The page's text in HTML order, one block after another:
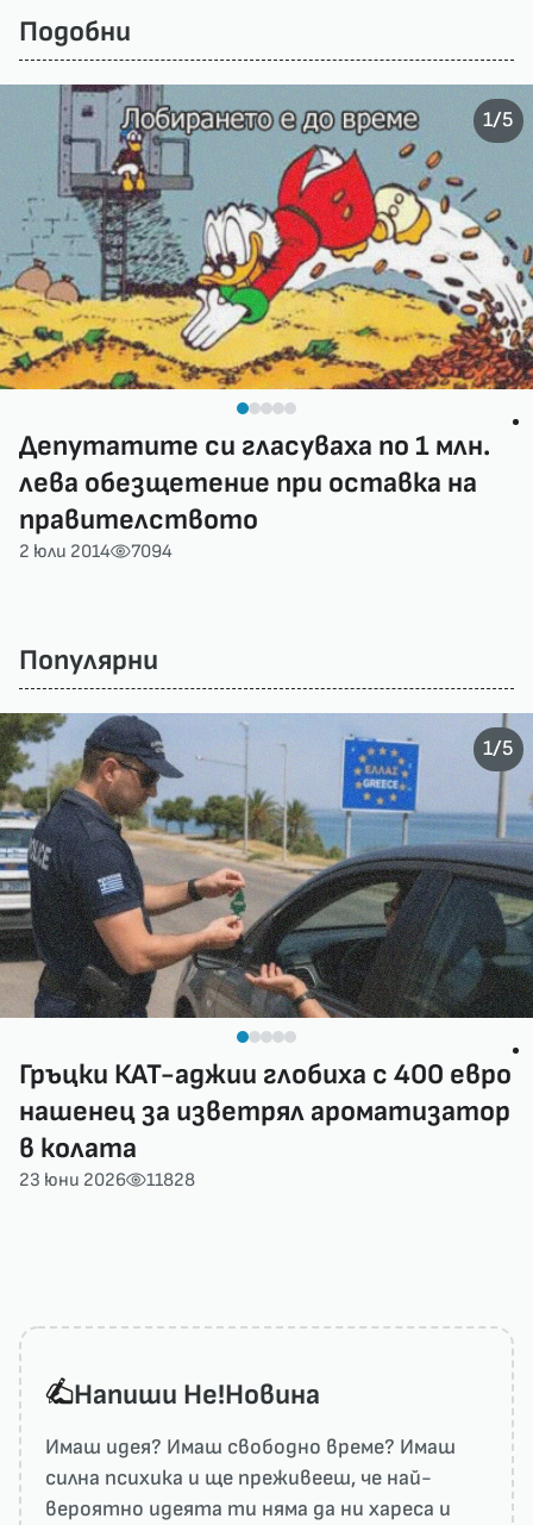
Подобни
Депутатите си гласуваха по 1 млн.
лева обезщетение при оставка на
правителството
2 юли 2014 7094
1/5
Популярни
Гръцки КАТ-аджии глобиха с 400 евро
нашенец за изветрял ароматизатор
в колата
23 юни 2026 11828
1/5
Напиши He!Новина
Имаш идея? Имаш свободно време? Имаш
силна психика и ще преживееш, че най-
вероятно идеята ти няма да ни харесa и